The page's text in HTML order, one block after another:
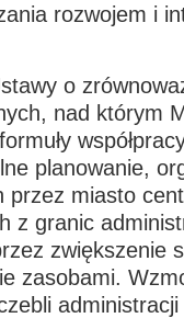
rozwojem i
o
nad którym
planowanie,
przez miasto
z granic
zwiększenie
zasobami.